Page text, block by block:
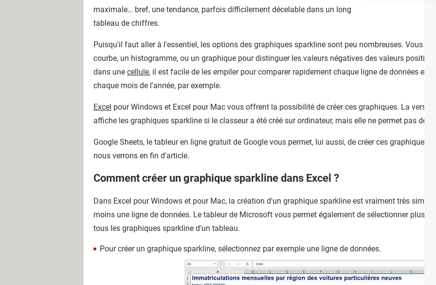
maximale… bref, une tendance, parfois difficilement décelable dans un long
tableau de chiffres.
Puisqu'il faut aller à l'essentiel, les options des graphiques sparkline sont peu nombreuses. Vous
courbe, un histogramme, ou un graphique pour distinguer les valeurs négatives des valeurs
dans une cellule, il est facile de les empiler pour comparer rapidement chaque ligne de données en
chaque mois de l'année, par exemple.
Excel pour Windows et Excel pour Mac vous offrent la possibilité de créer ces graphiques. La
affiche les graphiques sparkline si le classeur a été créé sur ordinateur, mais elle ne permet pas de
Google Sheets, le tableur en ligne gratuit de Google vous permet, lui aussi, de créer ces graphiques
nous verrons en fin d'article.
Comment créer un graphique sparkline dans Excel ?
Dans Excel pour Windows et pour Mac, la création d'un graphique sparkline est vraiment très
moins une ligne de données. Le tableur de Microsoft vous permet également de sélectionner
tous les graphiques sparkline d'un tableau.
Pour créer un graphique sparkline, sélectionnez par exemple une ligne de données.